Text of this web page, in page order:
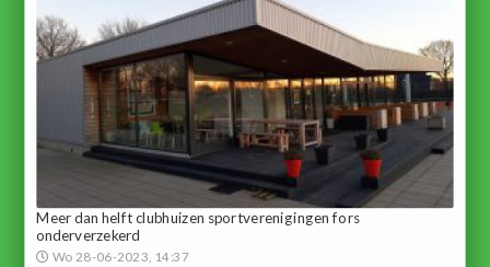
Meer dan helft clubhuizen sportverenigingen fors
onderverzekerd
Wo 28-06-2023, 14:37